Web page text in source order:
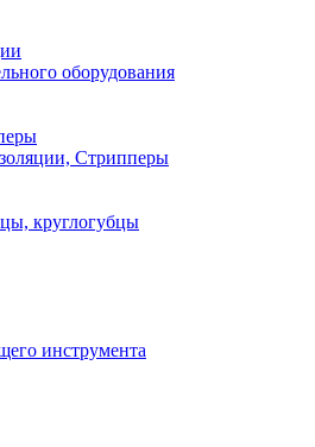
оборудования
Стрипперы
круглогубцы
инструмента